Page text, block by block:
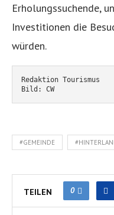
Erholungssuchende,
Investitionen die
würden.
Redaktion Tourismus
Bild: CW
#GEMEINDE
TEILEN 0